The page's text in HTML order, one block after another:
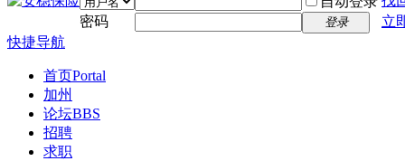
密码
登录
立
快捷导航
首页Portal
加州
论坛BBS
招聘
求职